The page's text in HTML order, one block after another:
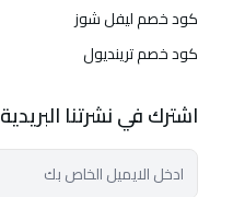
كود خصم ليفل شوز
كود خصم ترينديول
اشترك في نشرتنا البريدية